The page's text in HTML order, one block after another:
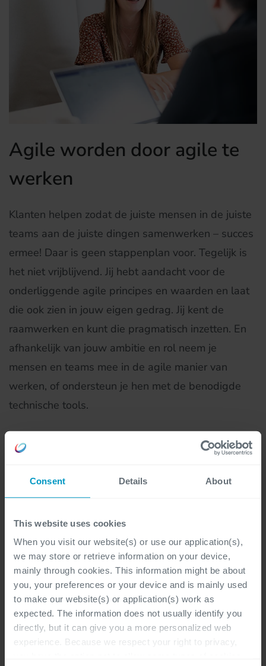
Consent Details About
This website uses cookies
When you visit our website(s) or use our application(s),
we may store or retrieve information on your device,
mainly through cookies. This information might be about
you, your preferences or your device and is mainly used
to make our website(s) or application(s) work as
expected. The information does not usually identify you
directly, but it can give you a more personalized web
experience. Because we respect your right to privacy,
Agile worden door agile te
werken
Klanten helpen zodat de juiste mensen in de juiste
teams aan de juiste dingen samenwerken – succes
ermee! Daar is geen stappenplan voor. Tegelijk is
het niet vrijblijvend. Jij hebt aandacht voor de
onderliggende agile principes en waarden en laat
die ook zien in jouw eigen gedrag. Jij kent de
raamwerken en kunt die pragmatisch inzetten. En
afhankelijk van jouw ambitie en rol neem je
mensen en teams mee in de agile manier van
werken, of ondersteun je hen met de benodigde
technische tools.
Wij ondersteunen klanten met onze agile kennis en
Niet door erover te praten, maar door het te doen.
Door hen te laten ervaren hoe agile werkt en dát
agile werkt.
In elk van Cegeka’s werkgebieden ondersteunen
we Agile Transformation & Delivery. Wat wordt
jouw bijdrage: Programma Manager, Agile Project